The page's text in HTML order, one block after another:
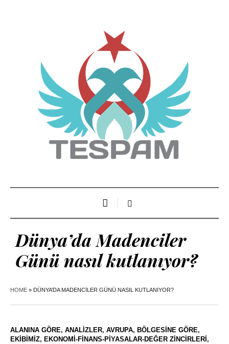
Dünya’da Madenciler
Günü nasıl kutlanıyor?
HOME » DÜNYA’DA MADENCILER GÜNÜ NASIL KUTLANIYOR?
ALANINA GÖRE, ANALIZLER, AVRUPA, BÖLGESINE GÖRE,
EKIBIMIZ, EKONOMI-FINANS-PIYASALAR-DEĞER ZINCIRLERI ,